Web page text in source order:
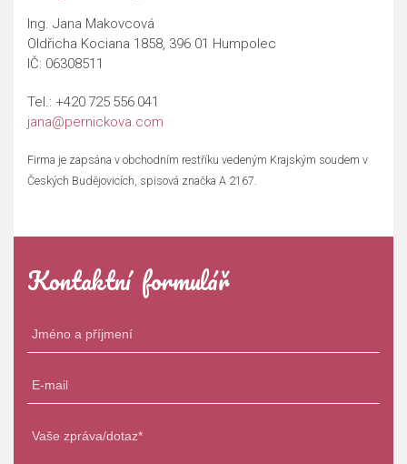
Ing. Jana Makovcová
Oldřicha Kociana 1858, 396 01 Humpolec
IČ: 06308511
Tel.: +420 725 556 041
jana@pernickova.com
Firma je zapsána v obchodním restříku vedeným Krajským soudem v
Českých Budějovicích, spisová značka A 2167.
Kontaktní formulář